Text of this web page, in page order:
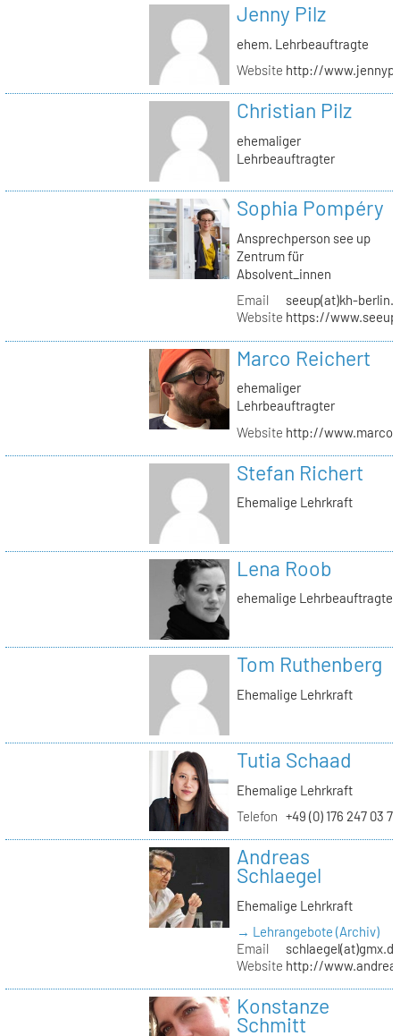
Jenny Pilz
ehem. Lehrbeauftragte
Website http://
Christian Pilz
ehemaliger
Lehrbeauftragter
Sophia Pompéry
Ansprechperson see up
Zentrum für
Absolvent_innen
Email
seeup(at)kh-
Website https://
Marco Reichert
ehemaliger
Lehrbeauftragter
Website http://
Stefan Richert
Ehemalige Lehrkraft
Lena Roob
ehemalige Lehrbeauftragte
Tom Ruthenberg
Ehemalige Lehrkraft
Tutia Schaad
Ehemalige Lehrkraft
Telefon +49 (0) 176 247 03 7
Andreas
Schlaegel
Ehemalige Lehrkraft
→ Lehrangebote (Archiv)
Email
Website http://
Konstanze
Schmitt